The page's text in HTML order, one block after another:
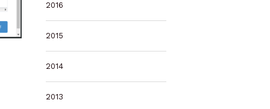
2016
2015
2014
2013